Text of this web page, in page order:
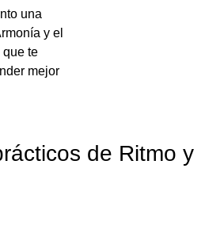
una
y el
que te
mejor
de Ritmo y